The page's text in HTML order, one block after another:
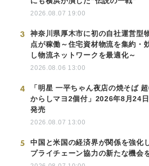
2026.08.07 19:00
3
神奈川県厚木市に初の自社運営型
点が稼働～住宅資材物流を集約・
し物流ネットワークを最適化～
2026.08.06 13:00
4
「明星 一平ちゃん夜店の焼そば
からしマヨ2個付」2026年8月24
発売
2026.08.07 13:00
5
中国と米国の経済界が関係を強化
プライチェーン協力の新たな機会